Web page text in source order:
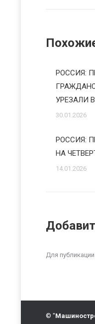
РОССИЯ:
УРЕЗАЛИ
30.01.2026
РОССИЯ:
НА
14.01.2026
Для
© "